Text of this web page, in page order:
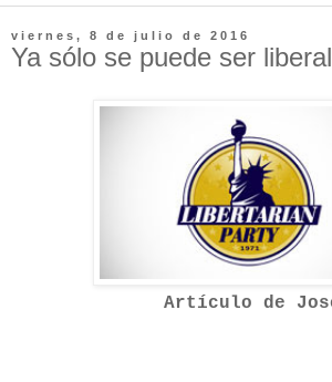
viernes, 8 de julio de 2016
Ya sólo se puede ser liberal
Artículo de